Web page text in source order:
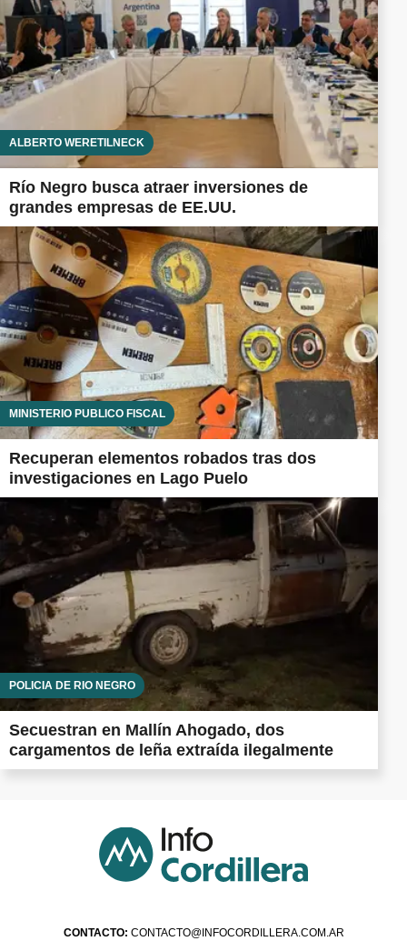
ALBERTO WERETILNECK
Río Negro busca atraer inversiones de
grandes empresas de EE.UU.
MINISTERIO PÚBLICO FISCAL
Recuperan elementos robados tras dos
investigaciones en Lago Puelo
POLICÍA DE RÍO NEGRO
Secuestran en Mallín Ahogado, dos
cargamentos de leña extraída ilegalmente
CONTACTO: CONTACTO@INFOCORDILLERA.COM.AR